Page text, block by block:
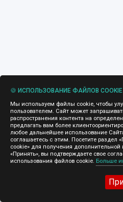
🍪 ИСПОЛЬЗОВАНИЕ ФАЙЛОВ COOKIE
Мы используем файлы cookie, чтобы
пользователем. Сайт может
распространения контента на
предлагать вам более
любое дальнейшее использование
соглашаетесь с этим. Посетите раздел
cookie» для получения
«Принять», вы подтверждаете свое
использования файлов cookie. Больше